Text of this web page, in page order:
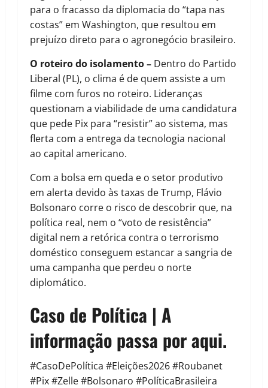
para o fracasso da diplomacia do “tapa nas
costas” em Washington, que resultou em
prejuízo direto para o agronegócio brasileiro.
O roteiro do isolamento – Dentro do Partido
Liberal (PL), o clima é de quem assiste a um
filme com furos no roteiro. Lideranças
questionam a viabilidade de uma candidatura
que pede Pix para “resistir” ao sistema, mas
flerta com a entrega da tecnologia nacional
ao capital americano.
Com a bolsa em queda e o setor produtivo
em alerta devido às taxas de Trump, Flávio
Bolsonaro corre o risco de descobrir que, na
política real, nem o “voto de resistência”
digital nem a retórica contra o terrorismo
doméstico conseguem estancar a sangria de
uma campanha que perdeu o norte
diplomático.
Caso de Política | A
informação passa por aqui.
#CasoDePolítica #Eleições2026 #Roubanet
#Pix #Zelle #Bolsonaro #PolíticaBrasileira